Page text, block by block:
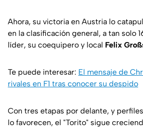
Ahora, su victoria en Austria lo
en la clasificación general, a tan solo
líder, su coequipero y local Felix
Te puede interesar: El mensaje de
rivales en F1 tras conocer su despido
Con tres etapas por delante, y
lo favorecen, el "Torito" sigue